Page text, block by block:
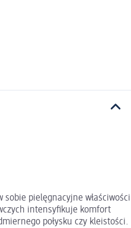
pielęgnacyjne właściwości
intensyfikuje komfort
połysku czy kleistości.